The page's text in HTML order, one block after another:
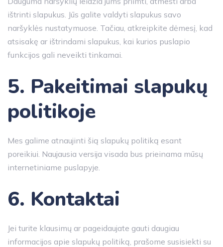
ištrinti slapukus. Jūs galite valdyti slapukus savo
naršyklės nustatymuose. Tačiau, atkreipkite dėmesį, kad
atsisakę ar ištrindami slapukus, kai kurios puslapio
funkcijos gali neveikti tinkamai.
5. Pakeitimai slapukų
politikoje
Mes galime atnaujinti šią slapukų politiką esant
poreikiui. Naujausia versija visada bus prieinama mūsų
internetiniame puslapyje.
6. Kontaktai
Jei turite klausimų ar pageidaujate gauti daugiau
informacijos apie slapukų politiką, prašome susisiekti su